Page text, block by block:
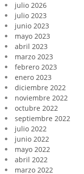
julio 2026
julio 2023
junio 2023
mayo 2023
abril 2023
marzo 2023
febrero 2023
enero 2023
diciembre 2022
noviembre 2022
octubre 2022
septiembre 2022
julio 2022
junio 2022
mayo 2022
abril 2022
marzo 2022